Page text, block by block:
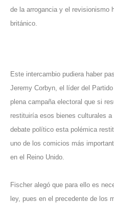
de la arrogancia y el revisionismo
británico.
Este intercambio pudiera haber
Jeremy Corbyn, el líder del
plena campaña electoral que si
restituiría esos bienes culturales
debate político esta polémica
uno de los comicios más
en el Reino Unido.
Fischer alegó que para ello es
ley, pues en el precedente de los